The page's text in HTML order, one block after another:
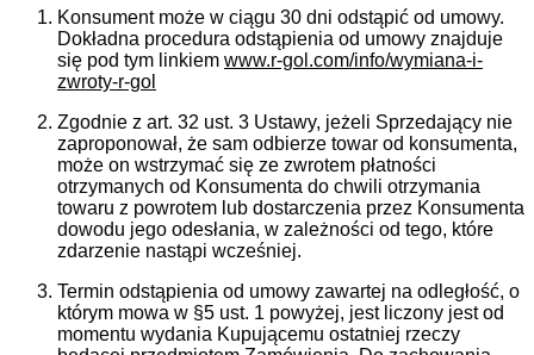
Konsument może w ciągu 30 dni odstąpić od umowy.
Dokładna procedura odstąpienia od umowy znajduje
się pod tym linkiem www.r-gol.com/info/wymiana-i-
zwroty-r-gol
Zgodnie z art. 32 ust. 3 Ustawy, jeżeli Sprzedający nie
zaproponował, że sam odbierze towar od konsumenta,
może on wstrzymać się ze zwrotem płatności
otrzymanych od Konsumenta do chwili otrzymania
towaru z powrotem lub dostarczenia przez Konsumenta
dowodu jego odesłania, w zależności od tego, które
zdarzenie nastąpi wcześniej.
Termin odstąpienia od umowy zawartej na odległość, o
którym mowa w §5 ust. 1 powyżej, jest liczony jest od
momentu wydania Kupującemu ostatniej rzeczy